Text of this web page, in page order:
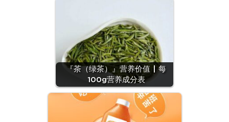
『茶（绿茶）』营养价值 | 每
100g营养成分表